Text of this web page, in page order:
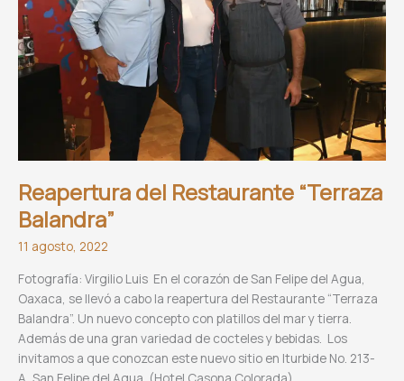
Reapertura del Restaurante “Terraza
Balandra”
11 agosto, 2022
Fotografía: Virgilio Luis En el corazón de San Felipe del Agua,
Oaxaca, se llevó a cabo la reapertura del Restaurante “Terraza
Balandra”. Un nuevo concepto con platillos del mar y tierra.
Además de una gran variedad de cocteles y bebidas. Los
invitamos a que conozcan este nuevo sitio en Iturbide No. 213-